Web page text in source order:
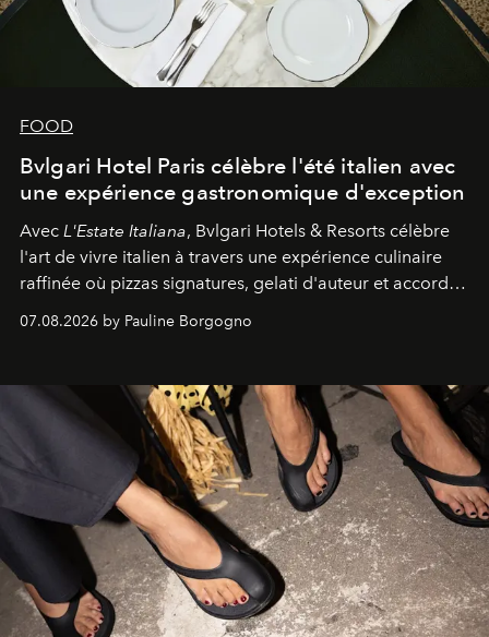
FOOD
Bvlgari Hotel Paris célèbre l'été italien avec
une expérience gastronomique d'exception
Avec L'Estate Italiana, Bvlgari Hotels & Resorts célèbre
l'art de vivre italien à travers une expérience culinaire
raffinée où pizzas signatures, gelati d'auteur et accords
d'exception composent un véritable voyage sensoriel.
07.08.2026 by Pauline Borgogno